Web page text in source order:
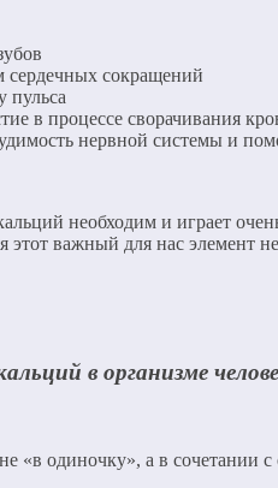
сердечных сокращений
пульса
в процессе сворачивания
нервной системы и
необходим и играет
этот важный для нас элемент
в организме
«в одиночку», а в